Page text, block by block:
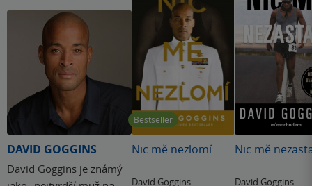
DAVID GOGGINS
David Goggins je známý
Bestseller
Nic mě nezlomí
David Goggins
Nic mě
David Goggins